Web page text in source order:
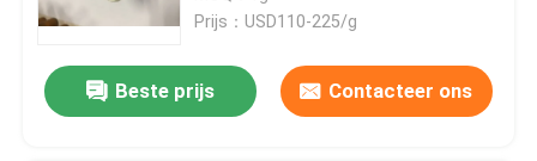
Prijs：USD110-225/g
Beste prijs Contacteer ons